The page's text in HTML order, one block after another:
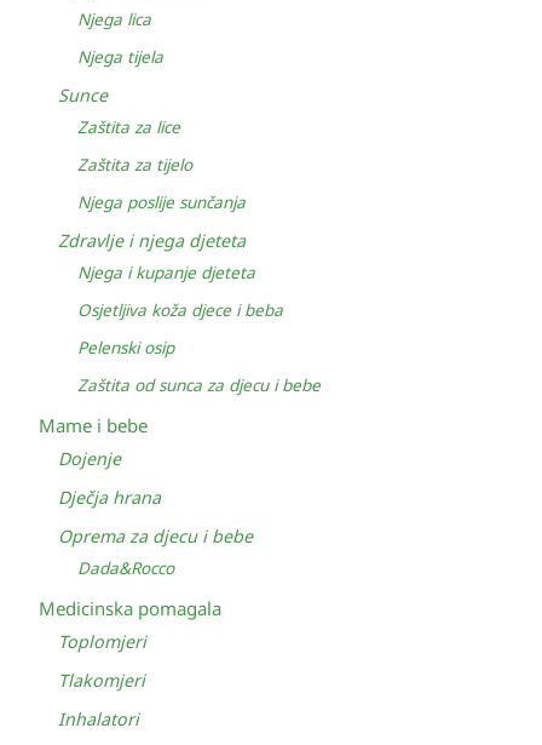
Njega lica
Njega tijela
Sunce
Zaštita za lice
Zaštita za tijelo
Njega poslije sunčanja
Zdravlje i njega djeteta
Njega i kupanje djeteta
Osjetljiva koža djece i beba
Pelenski osip
Zaštita od sunca za djecu i bebe
Mame i bebe
Dojenje
Dječja hrana
Oprema za djecu i bebe
Dada&Rocco
Medicinska pomagala
Toplomjeri
Tlakomjeri
Inhalatori